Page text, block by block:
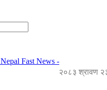
Nepal Fast News -
२०८३ श्रावण